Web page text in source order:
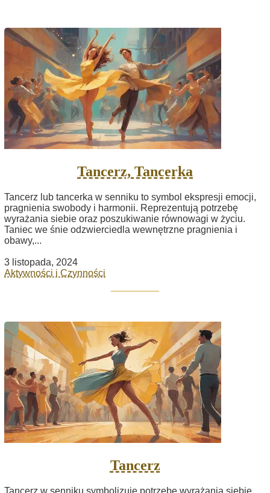
Tancerz, Tancerka
Tancerz lub tancerka w senniku to symbol ekspresji emocji,
pragnienia swobody i harmonii. Reprezentują potrzebę
wyrażania siebie oraz poszukiwanie równowagi w życiu.
Taniec we śnie odzwierciedla wewnętrzne pragnienia i
obawy,...
3 listopada, 2024
Aktywności i Czynności
Tancerz
Tancerz w senniku symbolizuje potrzebę wyrażania siebie,